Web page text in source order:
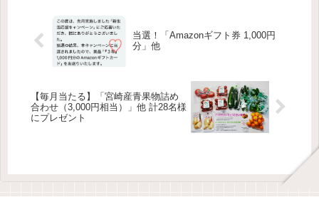
当選！「Amazonギフト券 1,000円
分」他
【毎月当たる】「宮崎産青果物詰め
合わせ（3,000円相当）」他 計28名様
にプレゼント